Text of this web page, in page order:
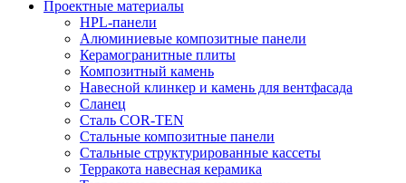
Проектные материалы
HPL-панели
Алюминиевые композитные панели
Керамогранитные плиты
Композитный камень
Навесной клинкер и камень для вентфасада
Сланец
Сталь COR-TEN
Стальные композитные панели
Стальные структурированные кассеты
Терракота навесная керамика